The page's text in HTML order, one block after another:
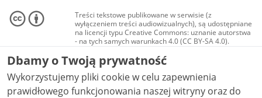
Treści tekstowe publikowane w serwisie (z
wyłączeniem treści audiowizualnych), są udostępniane
na licencji typu Creative Commons: uznanie autorstwa
- na tych samych warunkach 4.0 (CC BY-SA 4.0).
Materiały audiowizualne, w tym zdjęcia, materiały
audio i wideo, są udostępniane na licencji typu
Creative Commons: uznanie autorstwa użycie
niekomercyjne - bez utworów zależnych 4.0 (CC BY-
NC-ND 4.0), o ile nie jest to stwierdzone inaczej.
Dbamy o Twoją prywatność
Wykorzystujemy pliki cookie w celu zapewnienia
prawidłowego funkcjonowania naszej witryny oraz do